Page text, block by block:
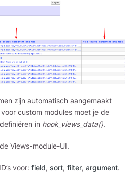
zijn automatisch aangemaakt
custom modules moet je de
in hook_views_data().
Views-module-UI.
voor: field, sort, filter, argument.